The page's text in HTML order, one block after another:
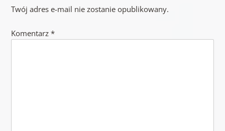
Twój adres e-mail nie zostanie opublikowany.
Komentarz *